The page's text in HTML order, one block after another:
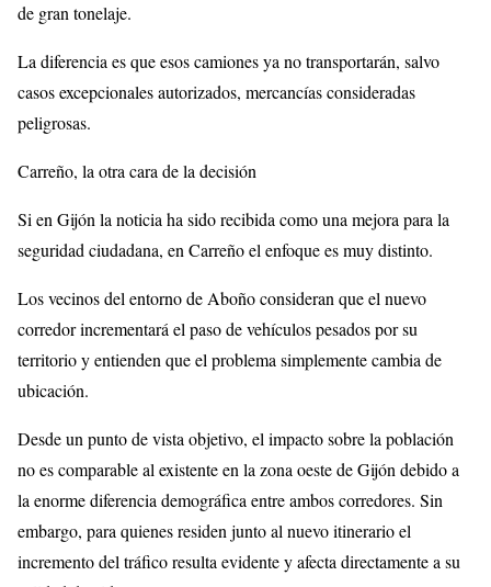
de gran tonelaje.
La diferencia es que esos camiones ya no transportarán, salvo
casos excepcionales autorizados, mercancías consideradas
peligrosas.
Carreño, la otra cara de la decisión
Si en Gijón la noticia ha sido recibida como una mejora para la
seguridad ciudadana, en Carreño el enfoque es muy distinto.
Los vecinos del entorno de Aboño consideran que el nuevo
corredor incrementará el paso de vehículos pesados por su
territorio y entienden que el problema simplemente cambia de
ubicación.
Desde un punto de vista objetivo, el impacto sobre la población
no es comparable al existente en la zona oeste de Gijón debido a
la enorme diferencia demográfica entre ambos corredores. Sin
embargo, para quienes residen junto al nuevo itinerario el
incremento del tráfico resulta evidente y afecta directamente a su